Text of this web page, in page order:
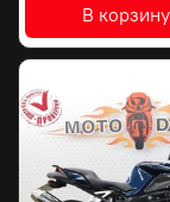
В корзину